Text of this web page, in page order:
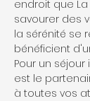
endroit que
savourer des
la sérénité se
bénéficient
Pour un
est le
à toutes vos